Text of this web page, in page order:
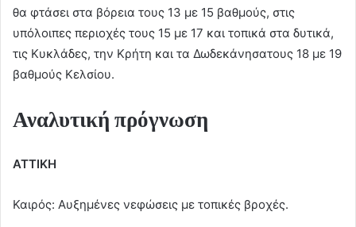
θα φτάσει στα βόρεια τους 13 με 15 βαθμούς, στις
υπόλοιπες περιοχές τους 15 με 17 και τοπικά στα δυτικά,
τις Κυκλάδες, την Κρήτη και τα Δωδεκάνησατους 18 με 19
βαθμούς Κελσίου.
Αναλυτική πρόγνωση
ΑΤΤΙΚΗ
Καιρός: Αυξημένες νεφώσεις με τοπικές βροχές.